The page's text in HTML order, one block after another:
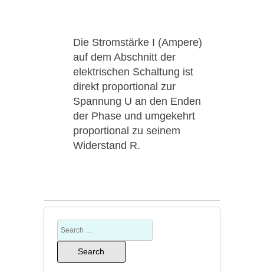
Die Stromstärke I (Ampere)
auf dem Abschnitt der
elektrischen Schaltung ist
direkt proportional zur
Spannung U an den Enden
der Phase und umgekehrt
proportional zu seinem
Widerstand R.